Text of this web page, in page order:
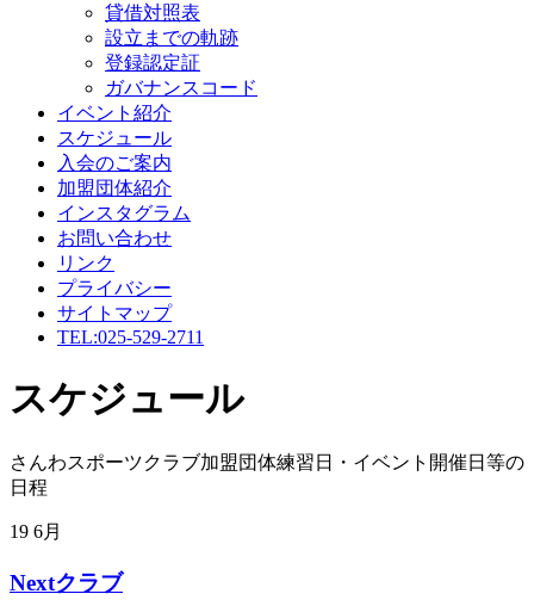
貸借対照表
設立までの軌跡
登録認定証
ガバナンスコード
イベント紹介
スケジュール
入会のご案内
加盟団体紹介
インスタグラム
お問い合わせ
リンク
プライバシー
サイトマップ
TEL:025-529-2711
スケジュール
さんわスポーツクラブ加盟団体練習日・イベント開催日等の
日程
19 6月
Nextクラブ